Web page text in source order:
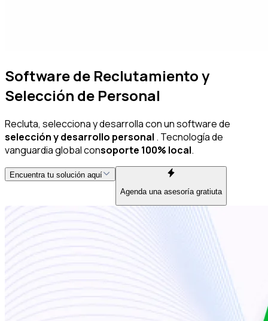
Software de Reclutamiento y
Selección de Personal
Recluta, selecciona y desarrolla con un software de
selección y desarrollo personal . Tecnología de
vanguardia global consoporte 100% local.
Encuentra tu solución aquí
Agenda una asesoría gratiuta